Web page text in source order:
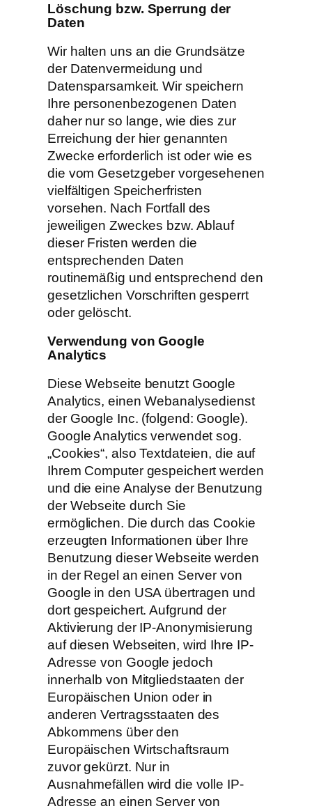
Löschung bzw. Sperrung der
Daten
Wir halten uns an die Grundsätze
der Datenvermeidung und
Datensparsamkeit. Wir speichern
Ihre personenbezogenen Daten
daher nur so lange, wie dies zur
Erreichung der hier genannten
Zwecke erforderlich ist oder wie es
die vom Gesetzgeber vorgesehenen
vielfältigen Speicherfristen
vorsehen. Nach Fortfall des
jeweiligen Zweckes bzw. Ablauf
dieser Fristen werden die
entsprechenden Daten
routinemäßig und entsprechend den
gesetzlichen Vorschriften gesperrt
oder gelöscht.
Verwendung von Google
Analytics
Diese Webseite benutzt Google
Analytics, einen Webanalysedienst
der Google Inc. (folgend: Google).
Google Analytics verwendet sog.
„Cookies“, also Textdateien, die auf
Ihrem Computer gespeichert werden
und die eine Analyse der Benutzung
der Webseite durch Sie
ermöglichen. Die durch das Cookie
erzeugten Informationen über Ihre
Benutzung dieser Webseite werden
in der Regel an einen Server von
Google in den USA übertragen und
dort gespeichert. Aufgrund der
Aktivierung der IP-Anonymisierung
auf diesen Webseiten, wird Ihre IP-
Adresse von Google jedoch
innerhalb von Mitgliedstaaten der
Europäischen Union oder in
anderen Vertragsstaaten des
Abkommens über den
Europäischen Wirtschaftsraum
zuvor gekürzt. Nur in
Ausnahmefällen wird die volle IP-
Adresse an einen Server von